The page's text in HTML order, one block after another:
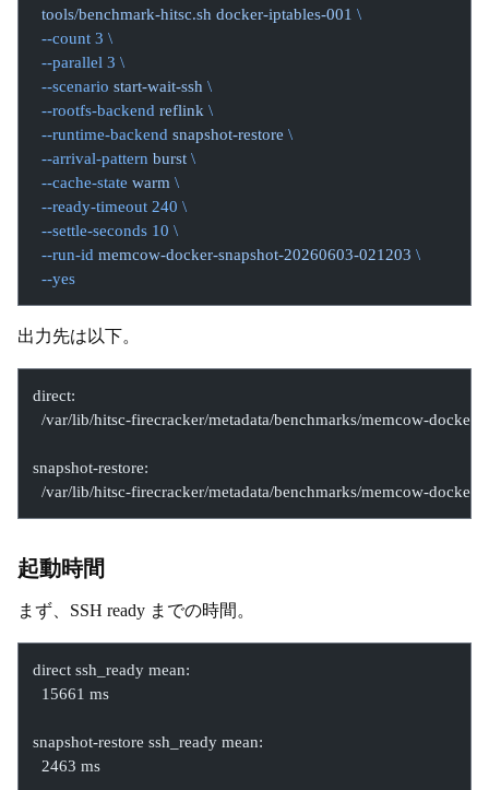
  tools/benchmark-hitsc.sh
docker-iptables-001 \
  --count
3 \
  --parallel
3 \
  --scenario
start-wait-ssh \
  --rootfs-backend
reflink \
  --runtime-backend
snapshot-restore \
  --arrival-pattern
burst \
  --cache-state
warm \
  --ready-timeout
240 \
  --settle-seconds
10 \
  --run-id
memcow-docker-snapshot-20260603-021203 \
  --yes
出力先は以下。
direct:
/var/lib/hitsc-firecracker/metadata/benchmarks/memcow-
snapshot-restore:
/var/lib/hitsc-firecracker/metadata/benchmarks/memcow-
起動時間
まず、SSH ready までの時間。
direct ssh_ready mean:
  15661 ms
snapshot-restore ssh_ready mean:
  2463 ms